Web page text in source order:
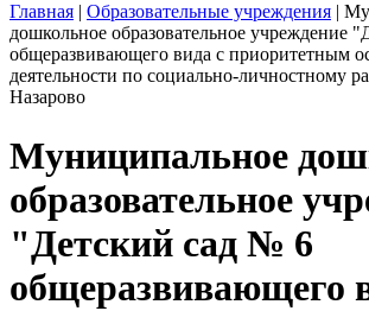
Главная | Образовательные учреждения |
дошкольное образовательное учреждение
общеразвивающего вида с приоритетным
деятельности по социально-личностному
Назарово
Муниципальное
образовательное
"Детский сад № 6
общеразвивающего